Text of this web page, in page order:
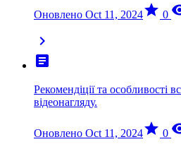
Оновлено Oct 11, 2024star 0
chevron_right
article
Рекомендіції та особливості
відеонагляду.
Оновлено Oct 11, 2024star 0